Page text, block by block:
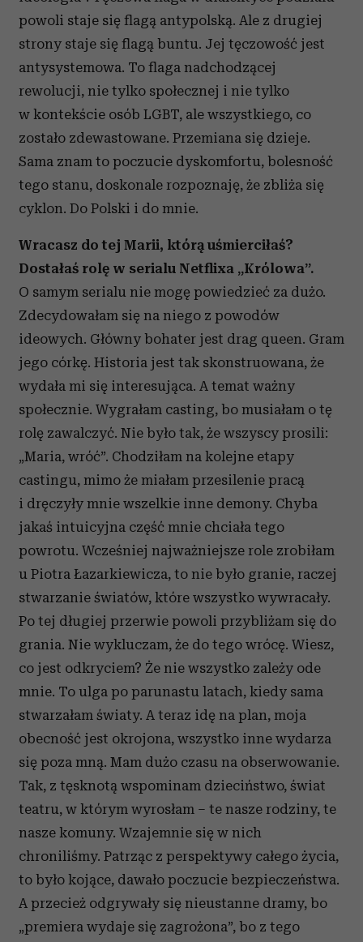
powoli staje się flagą antypolską. Ale z drugiej
strony staje się flagą buntu. Jej tęczowość jest
antysystemowa. To flaga nadchodzącej
rewolucji, nie tylko społecznej i nie tylko
w kontekście osób LGBT, ale wszystkiego, co
zostało zdewastowane. Przemiana się dzieje.
Sama znam to poczucie dyskomfortu, bolesność
tego stanu, doskonale rozpoznaję, że zbliża się
cyklon. Do Polski i do mnie.
Wracasz do tej Marii, którą uśmierciłaś?
Dostałaś rolę w serialu Netflixa „Królowa”.
O samym serialu nie mogę powiedzieć za dużo.
Zdecydowałam się na niego z powodów
ideowych. Główny bohater jest drag queen. Gram
jego córkę. Historia jest tak skonstruowana, że
wydała mi się interesująca. A temat ważny
społecznie. Wygrałam casting, bo musiałam o tę
rolę zawalczyć. Nie było tak, że wszyscy prosili:
„Maria, wróć”. Chodziłam na kolejne etapy
castingu, mimo że miałam przesilenie pracą
i dręczyły mnie wszelkie inne demony. Chyba
jakaś intuicyjna część mnie chciała tego
powrotu. Wcześniej najważniejsze role zrobiłam
u Piotra Łazarkiewicza, to nie było granie, raczej
stwarzanie światów, które wszystko wywracały.
Po tej długiej przerwie powoli przybliżam się do
grania. Nie wykluczam, że do tego wrócę. Wiesz,
co jest odkryciem? Że nie wszystko zależy ode
mnie. To ulga po parunastu latach, kiedy sama
stwarzałam światy. A teraz idę na plan, moja
obecność jest okrojona, wszystko inne wydarza
się poza mną. Mam dużo czasu na obserwowanie.
Tak, z tęsknotą wspominam dzieciństwo, świat
teatru, w którym wyrosłam – te nasze rodziny, te
nasze komuny. Wzajemnie się w nich
chroniliśmy. Patrząc z perspektywy całego życia,
to było kojące, dawało poczucie bezpieczeństwa.
A przecież odgrywały się nieustanne dramy, bo
„premiera wydaje się zagrożona”, bo z tego